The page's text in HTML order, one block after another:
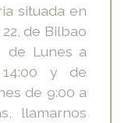
situada en
de Bilbao
de Lunes a
14:00 y de
de 9:00 a
llamarnos